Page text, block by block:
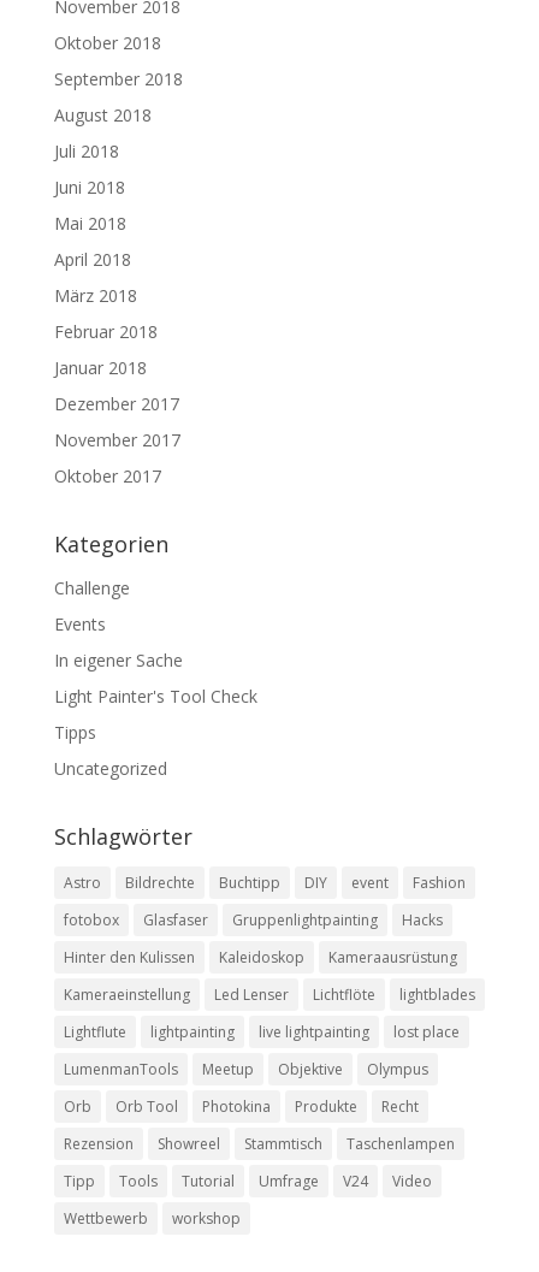
November 2018
Oktober 2018
September 2018
August 2018
Juli 2018
Juni 2018
Mai 2018
April 2018
März 2018
Februar 2018
Januar 2018
Dezember 2017
November 2017
Oktober 2017
Kategorien
Challenge
Events
In eigener Sache
Light Painter's Tool Check
Tipps
Uncategorized
Schlagwörter
Astro Bildrechte Buchtipp DIY event
Fashion
fotobox
Glasfaser Gruppenlightpainting
Hacks
Hinter den Kulissen
Kaleidoskop
Kameraausrüstung
Kameraeinstellung
Led Lenser Lichtflöte
lightblades
Lightflute
lightpainting live lightpainting
lost place
LumenmanTools
Meetup Objektive
Olympus
Orb
Orb Tool Photokina Produkte
Recht
Rezension
Showreel Stammtisch
Taschenlampen
Tipp
Tools Tutorial Umfrage V24
Video
Wettbewerb
workshop